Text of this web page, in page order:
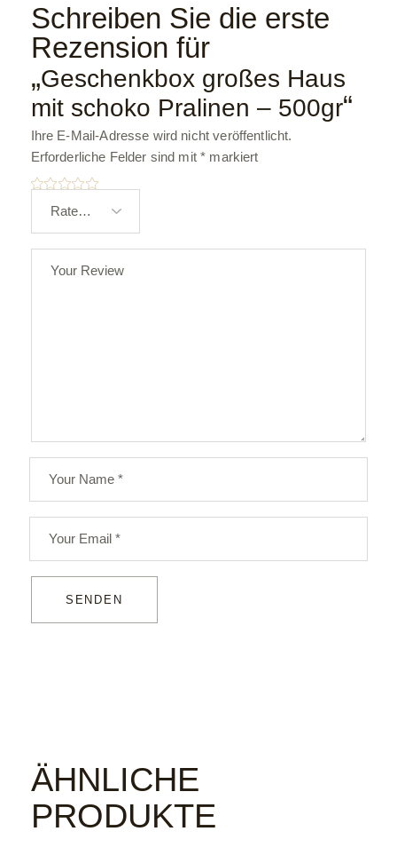
Schreiben Sie die erste
Rezension für
„Geschenkbox großes Haus
mit schoko Pralinen – 500gr“
Ihre E-Mail-Adresse wird nicht veröffentlicht.
Erforderliche Felder sind mit* markiert
SENDEN
ÄHNLICHE
PRODUKTE